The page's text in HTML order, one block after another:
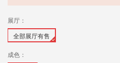
展厅：
全部展厅有售
成色：